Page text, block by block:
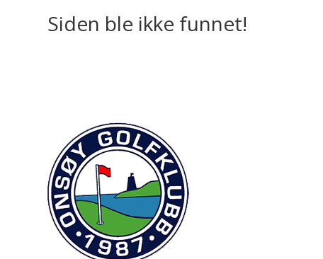
Siden ble ikke funnet!